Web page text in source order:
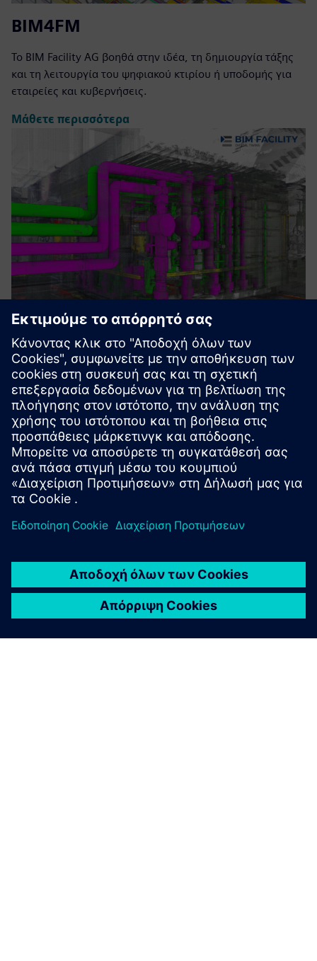
BIM4FM
Το BIM Facility AG βοηθά στην ιδέα, τη δημιουργία τάξης
και τη λειτουργία του ψηφιακού κτιρίου ή υποδομής για
εταιρείες και κυβερνήσεις.
Μάθετε περισσότερα
Point clouds to 3D models
Μετρήστε τα σύννεφα σημείων, μετατρέψτε τα
χειροκίνητα και με AI σε 3D BIM Revit Models και
δημιουργήστε ένα πραγματικό ψηφιακό δίδυμο
οποιασδήποτε υποδομής και κτιρίου.
Μάθετε περισσότερα